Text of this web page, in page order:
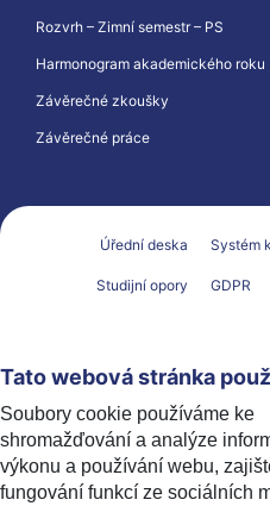
Rozvrh – Zimní semestr – PS
Harmonogram akademického roku
Závěrečné zkoušky
Závěrečné práce
Úřední deska Systém
Studijní opory GDPR
Tato webová stránka
Soubory cookie používáme ke
shromažďování a analýze
výkonu a používání webu,
fungování funkcí ze sociálních